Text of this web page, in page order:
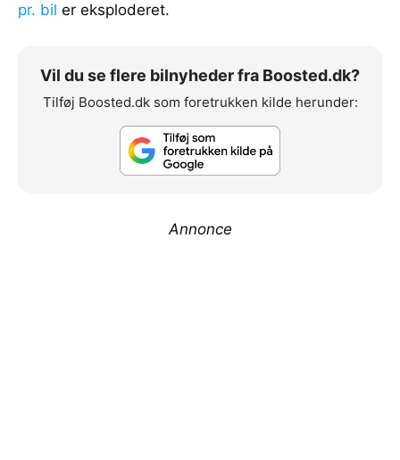
pr. bil er eksploderet.
Vil du se flere bilnyheder fra Boosted.dk?
Tilføj Boosted.dk som foretrukken kilde herunder:
Annonce